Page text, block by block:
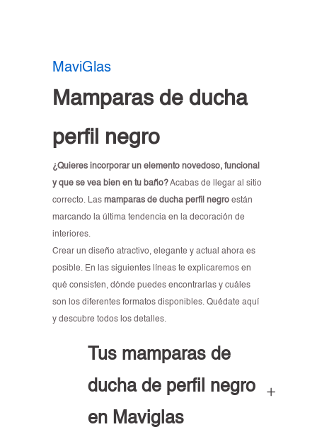
MaviGlas
Mamparas de ducha
perfil negro
¿Quieres incorporar un elemento novedoso, funcional
y que se vea bien en tu baño?Acabas de llegar al sitio
correcto. Las mamparas de ducha perfil negro están
marcando la última tendencia en la decoración de
interiores.
Crear un diseño atractivo, elegante y actual ahora es
posible. En las siguientes líneas te explicaremos en
qué consisten, dónde puedes encontrarlas y cuáles
son los diferentes formatos disponibles. Quédate aquí
y descubre todos los detalles.
Tus mamparas de
ducha de perfil negro
en Maviglas